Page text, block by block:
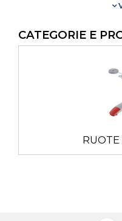
CATEGORIE E